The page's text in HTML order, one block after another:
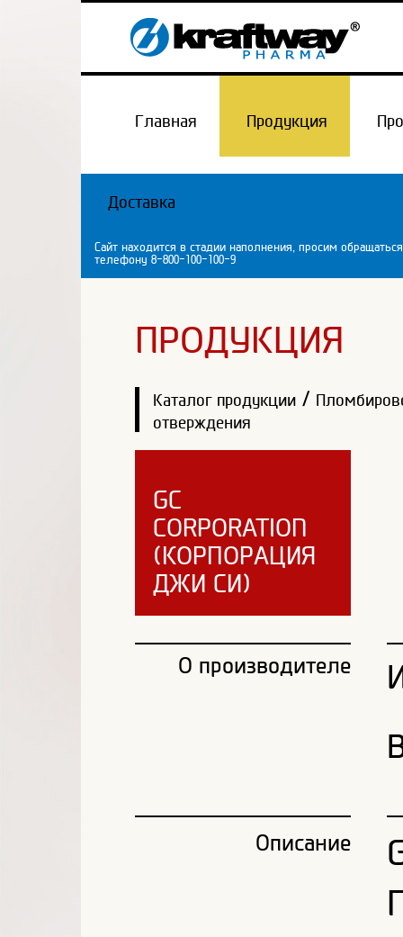
Главная Продукция
Доставка
Сайт находится в стадии наполнения, просим
телефону 8-800-100-100-9
ПРОДУКЦИЯ
Каталог продукции /
отверждения
GC
CORPORATION
(КОРПОРАЦИЯ
ДЖИ СИ)
О производителе
Описание